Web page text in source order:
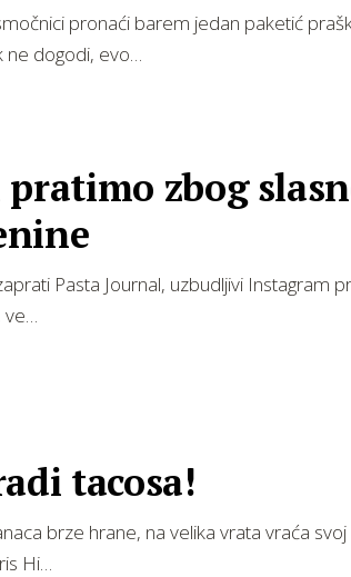
pronaći barem jedan paketić
ne dogodi, evo…
zbog
Pasta Journal, uzbudljivi Instagram
ve…
tacosa!
brze hrane, na velika vrata vraća
Hi…